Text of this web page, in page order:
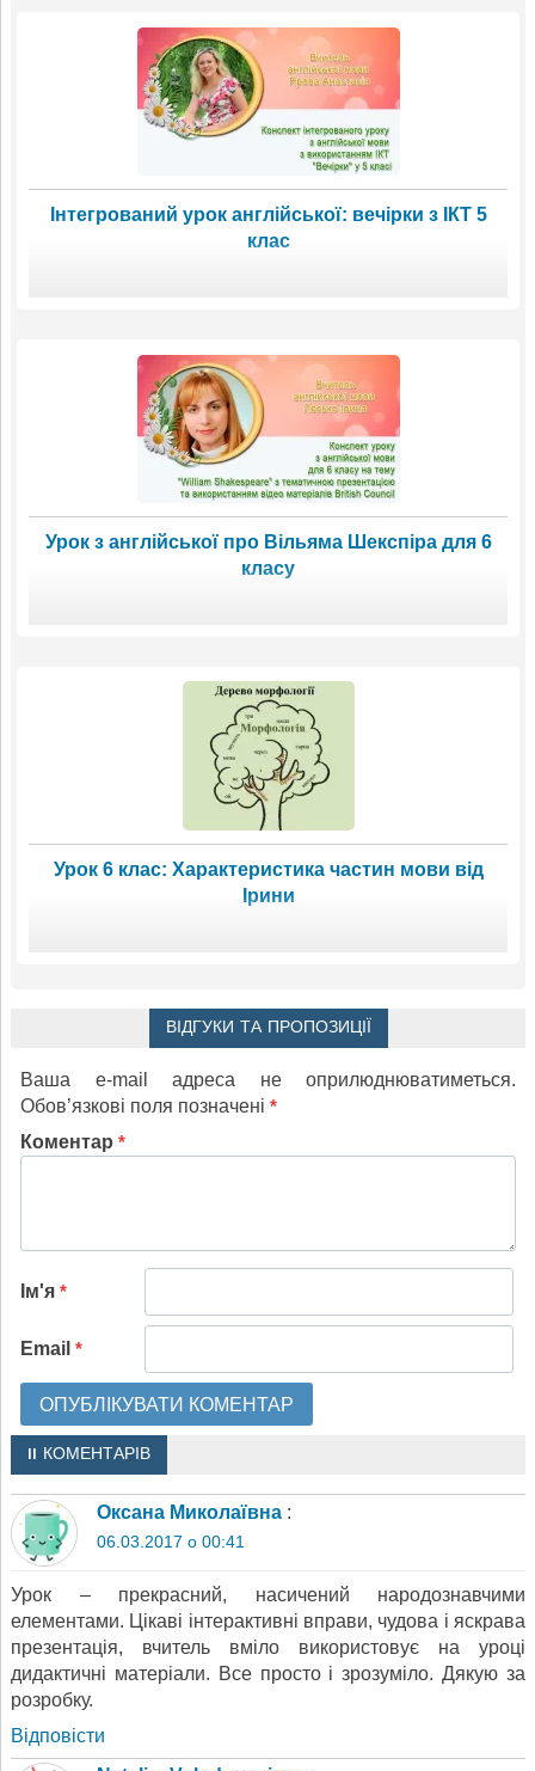
Інтегрований урок англійської: вечірки з ІКТ 5
клас
Урок з англійської про Вільяма Шекспіра для 6
класу
Урок 6 клас: Характеристика частин мови від
Ірини
ВІДГУКИ ТА ПРОПОЗИЦІЇ
Ваша e-mail адреса не оприлюднюватиметься.
Обов’язкові поля позначені *
Коментар *
Ім'я *
Email *
11 КОМЕНТАРІВ
Оксана Миколаївна :
06.03.2017 о 00:41
Урок – прекрасний, насичений народознавчими
елементами. Цікаві інтерактивні вправи, чудова і яскрава
презентація, вчитель вміло використовує на уроці
дидактичні матеріали. Все просто і зрозуміло. Дякую за
розробку.
Відповіcти